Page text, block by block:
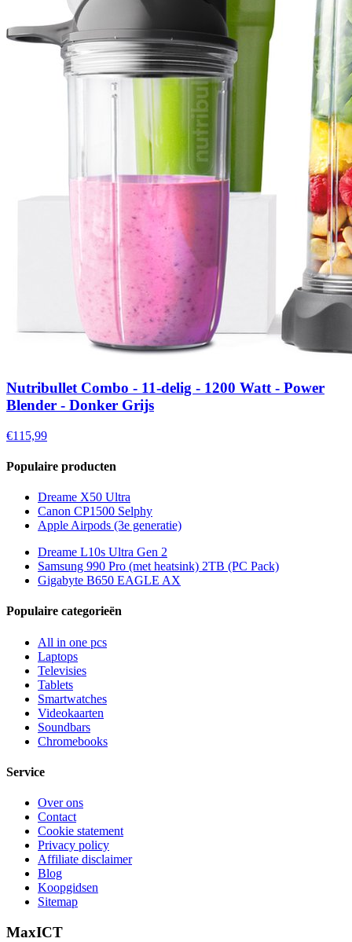
Nutribullet Combo - 11-delig - 1200 Watt - Power
Blender - Donker Grijs
€115,99
Populaire producten
Dreame X50 Ultra
Canon CP1500 Selphy
Apple Airpods (3e generatie)
Dreame L10s Ultra Gen 2
Samsung 990 Pro (met heatsink) 2TB (PC Pack)
Gigabyte B650 EAGLE AX
Populaire categorieën
All in one pcs
Laptops
Televisies
Tablets
Smartwatches
Videokaarten
Soundbars
Chromebooks
Service
Over ons
Contact
Cookie statement
Privacy policy
Affiliate disclaimer
Blog
Koopgidsen
Sitemap
MaxICT